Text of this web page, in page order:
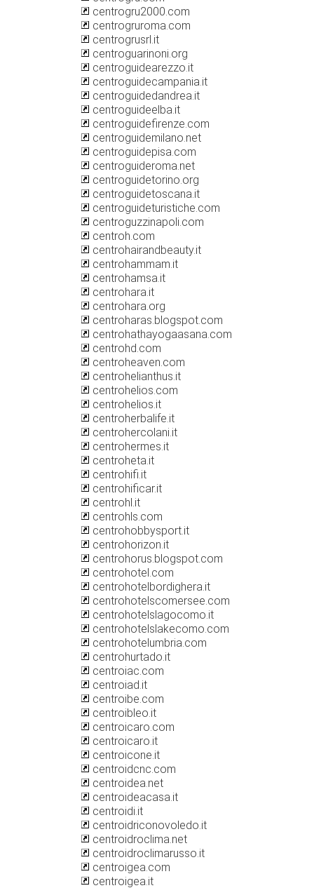
centrogru2000.com
centrogruroma.com
centrogrusrl.it
centroguarinoni.org
centroguidearezzo.it
centroguidecampania.it
centroguidedandrea.it
centroguideelba.it
centroguidefirenze.com
centroguidemilano.net
centroguidepisa.com
centroguideroma.net
centroguidetorino.org
centroguidetoscana.it
centroguideturistiche.com
centroguzzinapoli.com
centroh.com
centrohairandbeauty.it
centrohammam.it
centrohamsa.it
centrohara.it
centrohara.org
centroharas.blogspot.com
centrohathayogaasana.com
centrohd.com
centroheaven.com
centrohelianthus.it
centrohelios.com
centrohelios.it
centroherbalife.it
centrohercolani.it
centrohermes.it
centroheta.it
centrohifi.it
centrohificar.it
centrohl.it
centrohls.com
centrohobbysport.it
centrohorizon.it
centrohorus.blogspot.com
centrohotel.com
centrohotelbordighera.it
centrohotelscomersee.com
centrohotelslagocomo.it
centrohotelslakecomo.com
centrohotelumbria.com
centrohurtado.it
centroiac.com
centroiad.it
centroibe.com
centroibleo.it
centroicaro.com
centroicaro.it
centroicone.it
centroidcnc.com
centroidea.net
centroideacasa.it
centroidi.it
centroidriconovoledo.it
centroidroclima.net
centroidroclimarusso.it
centroigea.com
centroigea.it